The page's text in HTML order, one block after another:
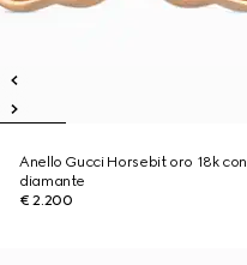
Anello Gucci Horsebit oro 18k con
diamante
€ 2.200